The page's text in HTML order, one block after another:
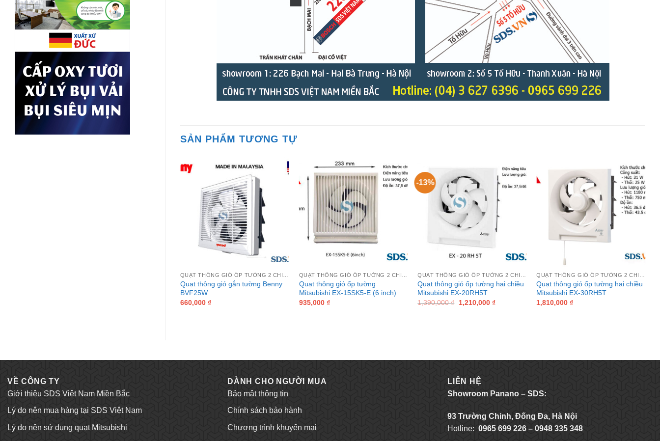
SẢN PHẨM TƯƠNG TỰ
Quạt thông gió gắn tường Benny
BVF25W
660,000 ₫
Quạt thông gió ốp tường
Mitsubishi EX-15SK5-E (6 inch)
935,000 ₫
-13%
Quạt thông gió ốp tường hai chiều
Mitsubishi EX-20RH5T
1,390,000₫
Original
1,210,000 ₫Current
Quạt thông gió ốp tường hai chiều
Mitsubishi EX-30RH5T
1,810,000 ₫
VỀ CÔNG TY
Giới thiệu SDS Việt Nam Miền Bắc
Lý do nên mua hàng tại SDS Việt Nam
Lý do nên sử dụng quạt Mitsubishi
DÀNH CHO NGƯỜI MUA
Bảo mật thông tin
Chính sách bảo hành
Chương trình khuyến mại
LIÊN HỆ
Showroom Panano – SDS:
93 Trường Chinh, Đống Đa, Hà Nội
Hotline: 0965 699 226 – 0948 335 348